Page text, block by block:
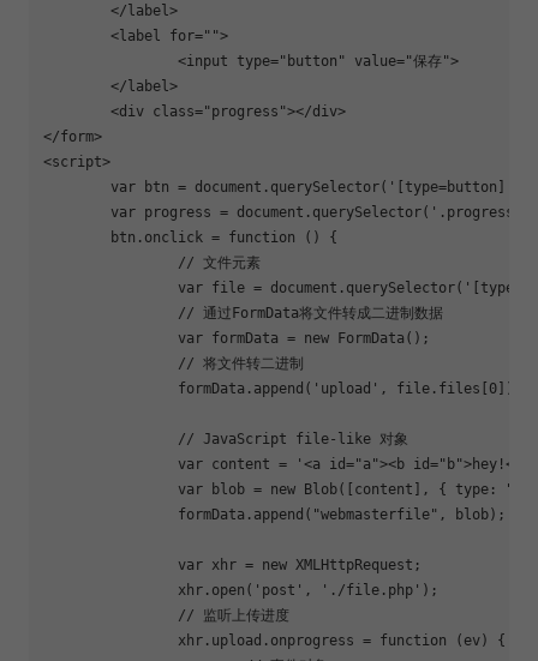
	<label
for="">
		<input
type="button" value="保存">
	<div class=
"progress"></div>
</form>
<script>
	var btn = document.querySelector(
'[type=button]'
	var progress = document.querySelector(
'.progress'
	btn.onclick =
function () {
		var file = document.querySelector(
		formData.append(
'upload' , file.files[0]);
		var content =
'<a id="a"><b id="b">hey!</
		var blob = new Blob([content], {
type :
		formData.append(
"webmasterfile" , blob);
		xhr.open(
'post' , './file.php' );
		xhr.upload.onprogress =
function (ev) {